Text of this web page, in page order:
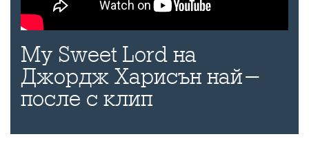
My Sweet Lord на
Джордж Харисън най-
после с клип